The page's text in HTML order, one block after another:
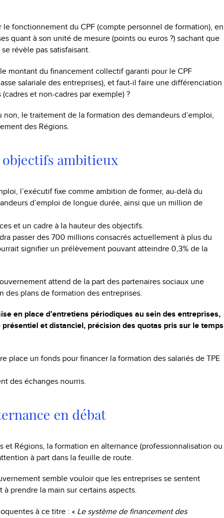
le fonctionnement du CPF (compte personnel de formation), en
quant à son unité de mesure (points ou euros ?) sachant que
révèle pas satisfaisant.
montant du financement collectif garanti pour le CPF
salariale des entreprises), et faut-il faire une différenciation
et non-cadres par exemple) ?
le traitement de la formation des demandeurs d’emploi,
des Régions.
ambitieux
l’exécutif fixe comme ambition de former, au-delà du
d’emploi de longue durée, ainsi que un million de
et un cadre à la hauteur des objectifs.
passer des 700 millions consacrés actuellement à plus du
signifier un prélèvement pouvant atteindre 0,3% de la
attend de la part des partenaires sociaux une
des plans de formation des entreprises.
en place d’entretiens périodiques au sein des entreprises,
et distanciel, précision des quotas pris sur le temps
place un fonds pour financer la formation des salariés de TPE
des échanges nourris.
en débat
et Régions, la formation en alternance (professionnalisation ou
à part dans la feuille de route.
semble vouloir que les entreprises se sentent
prendre la main sur certains aspects.
à ce titre : « Le système de financement des